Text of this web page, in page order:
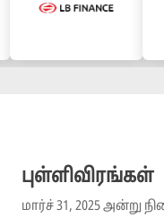
புள்ளிவிரங்கள்
மார்ச் 31, 2025 அன்று